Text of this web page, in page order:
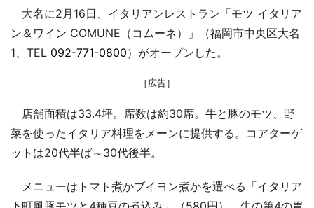
大名に2月16日、イタリアンレストラン「モツ イタリア
ン＆ワイン COMUNE（コムーネ）」（福岡市中央区大名
1、TEL 092-771-0800）がオープンした。
［広告］
店舗面積は33.4坪。席数は約30席。牛と豚のモツ、野
菜を使ったイタリア料理をメーンに提供する。コアターゲ
ットは20代半ば～30代後半。
メニューはトマト煮かブイヨン煮かを選べる「イタリア